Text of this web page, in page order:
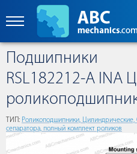
Подшипники
RSL182212-A INA
ТИП: Роликоподшипники,
сепаратора, полный комплект роликов